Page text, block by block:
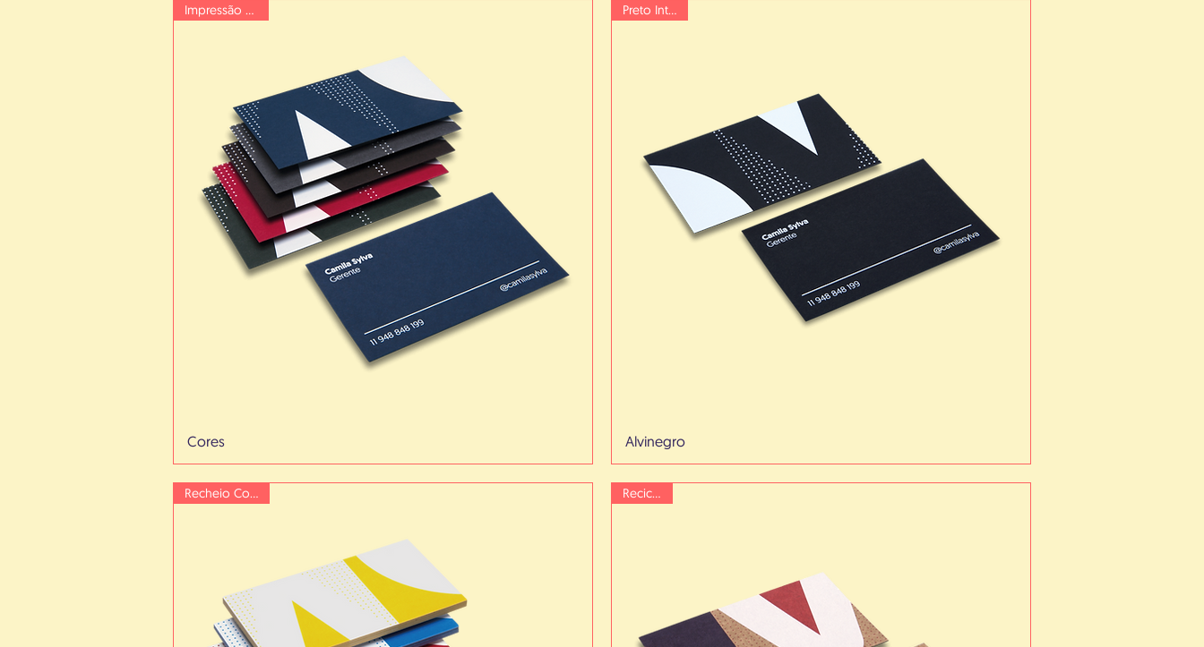
Impressão Branca
Cores
Preto Intenso
Alvinegro
Recheio Colorido Reciclado